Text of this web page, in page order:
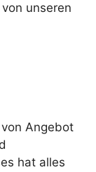
unseren
Angebot
hat alles